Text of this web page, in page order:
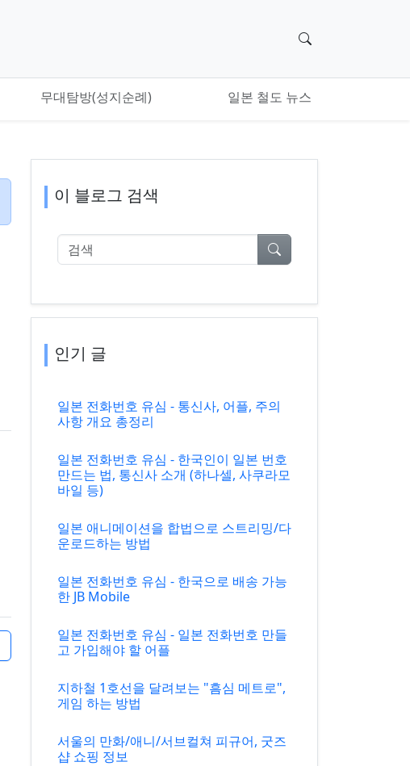
무대탐방(성지순례) 일본 철도 뉴스
이 블로그 검색
검색
인기 글
일본 전화번호 유심 - 통신사, 어플, 주의
사항 개요 총정리
일본 전화번호 유심 - 한국인이 일본 번호
만드는 법, 통신사 소개 (하나셀, 사쿠라모
바일 등)
일본 애니메이션을 합법으로 스트리밍/다
운로드하는 방법
일본 전화번호 유심 - 한국으로 배송 가능
한 JB Mobile
일본 전화번호 유심 - 일본 전화번호 만들
고 가입해야 할 어플
지하철 1호선을 달려보는 "흠심 메트로",
게임 하는 방법
서울의 만화/애니/서브컬쳐 피규어, 굿즈
샵 쇼핑 정보